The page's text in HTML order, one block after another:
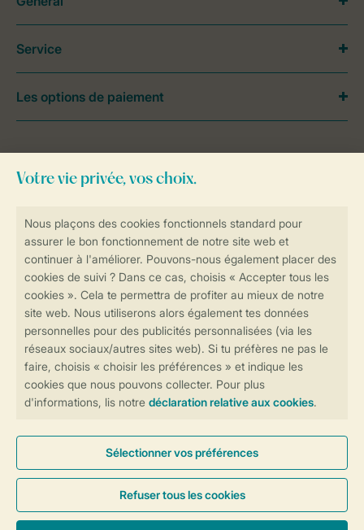
Plus d’infos et préférences
Réservations en ligne rapides et sécurisées
Transmission sécurisée des données
Paiement sécurisé
contactez notreContact Center.
Service
Les options de paiement
Conditions générales Privée Cookies et bannières